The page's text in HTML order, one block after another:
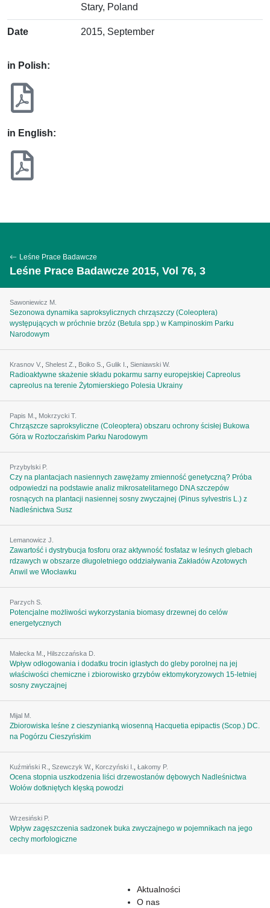
Stary, Poland
Date 2015, September
in Polish:
in English:
Leśne Prace Badawcze
Leśne Prace Badawcze 2015, Vol 76, 3
Sawoniewicz M.
Sezonowa dynamika saproksylicznych chrząszczy (Coleoptera)
występujących w próchnie brzóz (Betula spp.) w Kampinoskim Parku
Narodowym
Krasnov V. Shelest Z. Boiko S. Gulik I. Sieniawski W.
Radioaktywne skażenie składu pokarmu sarny europejskiej Capreolus
capreolus na terenie Żytomierskiego Polesia Ukrainy
Papis M. Mokrzycki T.
Chrząszcze saproksyliczne (Coleoptera) obszaru ochrony ścisłej Bukowa
Góra w Roztoczańskim Parku Narodowym
Przybylski P.
Czy na plantacjach nasiennych zawężamy zmienność genetyczną? Próba
odpowiedzi na podstawie analiz mikrosatelitarnego DNA szczepów
rosnących na plantacji nasiennej sosny zwyczajnej (Pinus sylvestris L.) z
Nadleśnictwa Susz
Lemanowicz J.
Zawartość i dystrybucja fosforu oraz aktywność fosfataz w leśnych glebach
rdzawych w obszarze długoletniego oddziaływania Zakładów Azotowych
Anwil we Włocławku
Parzych S.
Potencjalne możliwości wykorzystania biomasy drzewnej do celów
energetycznych
Małecka M. Hilszczańska D.
Wpływ odłogowania i dodatku trocin iglastych do gleby porolnej na jej
właściwości chemiczne i zbiorowisko grzybów ektomykoryzowych 15-letniej
sosny zwyczajnej
Mijal M.
Zbiorowiska leśne z cieszynianką wiosenną Hacquetia epipactis (Scop.) DC.
na Pogórzu Cieszyńskim
Kuźmiński R. Szewczyk W. Korczyński I. Łakomy P.
Ocena stopnia uszkodzenia liści drzewostanów dębowych Nadleśnictwa
Wołów dotkniętych klęską powodzi
Wrzesiński P.
Wpływ zagęszczenia sadzonek buka zwyczajnego w pojemnikach na jego
cechy morfologiczne
Aktualności
O nas